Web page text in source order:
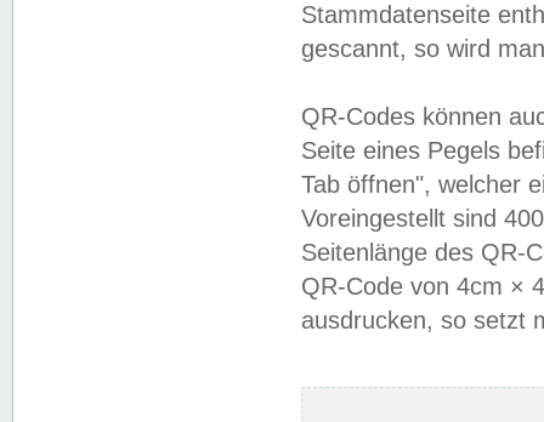
Stammdatenseite
gescannt, so wird
QR-Codes können
Seite eines Pegels
Tab öffnen", welcher
Voreingestellt sind
Seitenlänge des QR-
QR-Code von 4cm ×
ausdrucken, so setzt